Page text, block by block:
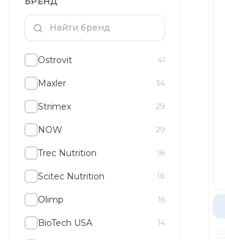
Ostrovit 41
Maxler 34
Strimex 29
NOW 29
Trec Nutrition 18
Scitec Nutrition 18
Olimp 16
BioTech USA 14